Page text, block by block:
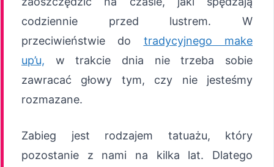
codziennie przed lustrem. W
przeciwieństwie do tradycyjnego make
up’u, w trakcie dnia nie trzeba sobie
zawracać głowy tym, czy nie jesteśmy
rozmazane.
Zabieg jest rodzajem tatuażu, który
pozostanie z nami na kilka lat. Dlatego